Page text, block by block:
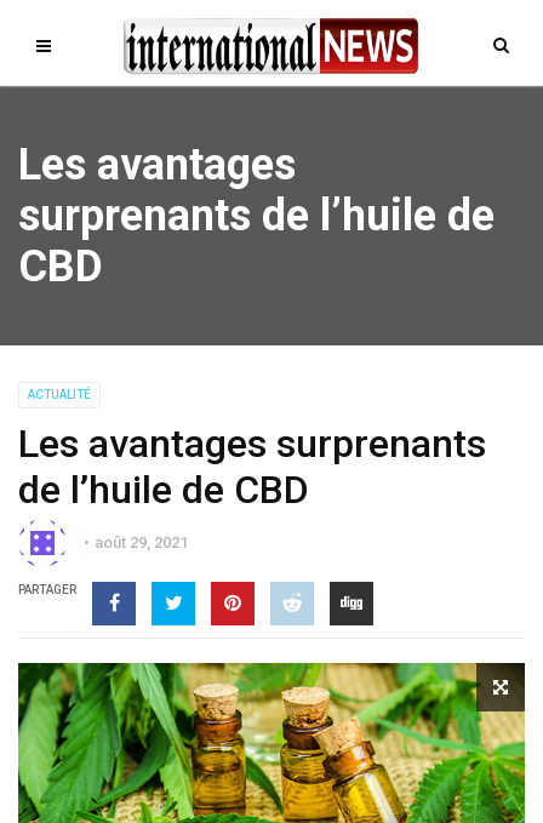
Les avantages
surprenants de l’huile de
CBD
ACTUALITÉ
Les avantages surprenants
de l’huile de CBD
août 29, 2021
PARTAGER